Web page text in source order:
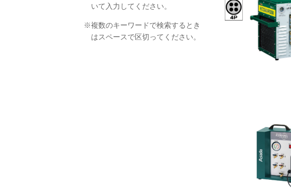
いて入力してください。
※複数のキーワードで検索するとき
はスペースで区切ってください。